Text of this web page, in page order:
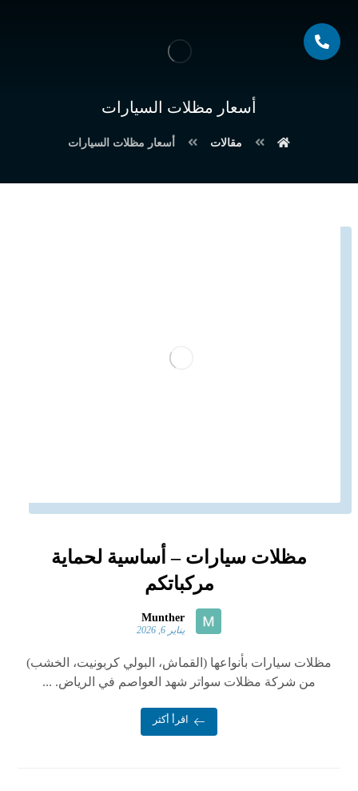
أسعار مظلات السيارات
مقالات أسعار مظلات السيارات
مظلات سيارات – أساسية لحماية
مركباتكم
Munther
يناير 6, 2026
مظلات سيارات بأنواعها (القماش، البولي كربونيت، الخشب)
من شركة مظلات سواتر شهد العواصم في الرياض. ...
اقرأ أكثر